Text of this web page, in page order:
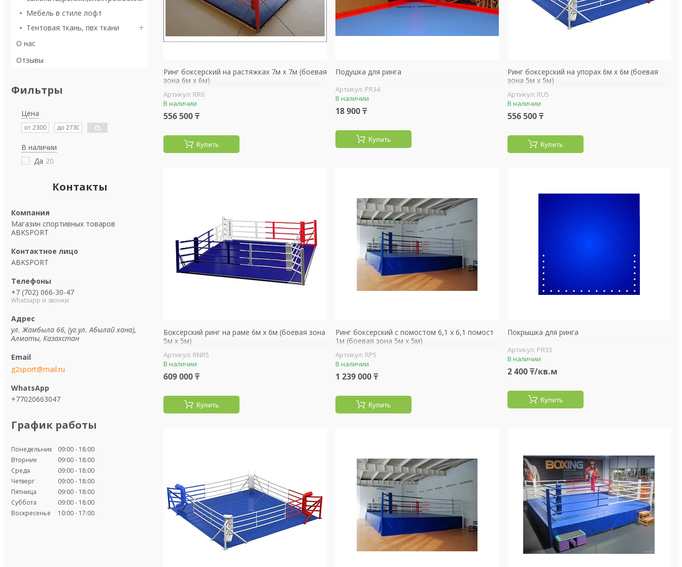
Мебель в стиле лофт
Тентовая ткань, пвх ткани
О нас
Отзывы
Фильтры
Цена
В наличии
Да 20
Контакты
Магазин спортивных товаров
ABKSPORT
ABKSPORT
+7 (702) 066-30-47
Whatsapp и звонки
ул. Жамбыла 66, (уг.ул. Абылай хана),
Алматы, Казахстан
g2sport@mail.ru
+77020663047
График работы
Понедельник 09:00
18:00
Вторник
09:00
18:00
Среда
09:00
18:00
Четверг
09:00
18:00
Пятница
09:00
18:00
Суббота
09:00
18:00
Воскресенье
10:00 17:00
Ринг боксерский на растяжках 7м х 7м (боевая
зона 6м х 6м)
RR6
В наличии
556 500 ₸
Купить
Подушка для ринга
PR34
В наличии
18 900 ₸
Купить
Ринг боксерский на упорах 6м х 6м (боевая
зона 5м х 5м)
RU5
В наличии
556 500 ₸
Купить
Боксерский ринг на раме 6м х 6м (боевая зона
5м х 5м)
RNR5
В наличии
609 000 ₸
Купить
Ринг боксерский с помостом 6,1 х 6,1 помост
1м (боевая зона 5м х 5м)
RP5
В наличии
1 239 000 ₸
Купить
Покрышка для ринга
PR33
В наличии
2 400 ₸/кв.м
Купить